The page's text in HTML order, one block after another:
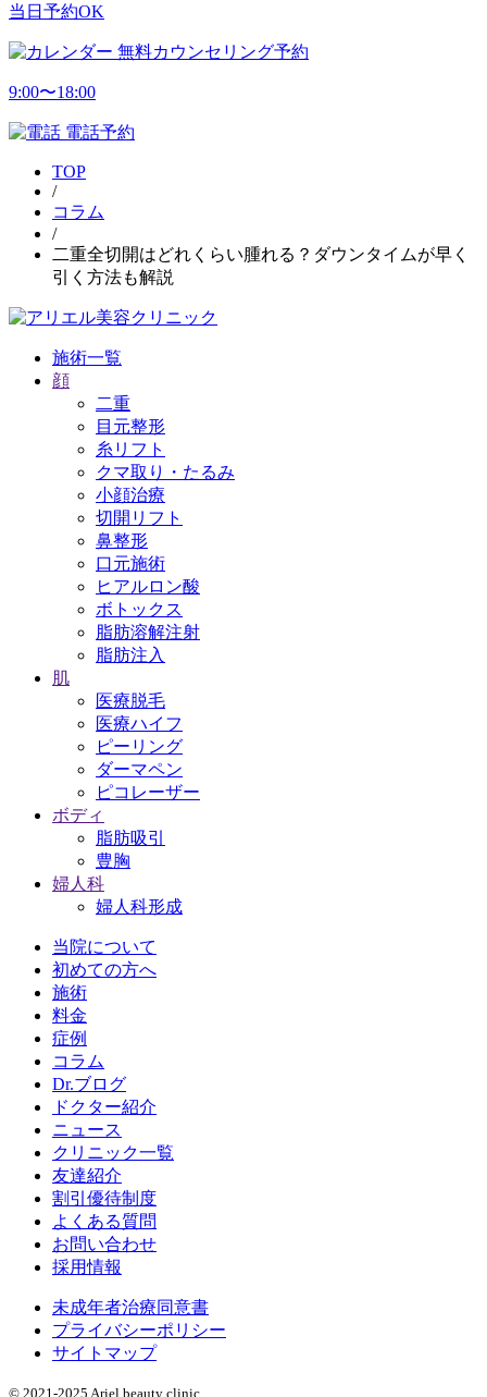
当日予約OK
無料カウンセリング予約
9:00〜18:00
電話予約
TOP
/
コラム
/
二重全切開はどれくらい腫れる？ダウンタイムが早く
引く方法も解説
施術一覧
顔
二重
目元整形
糸リフト
クマ取り・たるみ
小顔治療
切開リフト
鼻整形
口元施術
ヒアルロン酸
ボトックス
脂肪溶解注射
脂肪注入
肌
医療脱毛
医療ハイフ
ピーリング
ダーマペン
ピコレーザー
ボディ
脂肪吸引
豊胸
婦人科
婦人科形成
当院について
初めての方へ
施術
料金
症例
コラム
Dr.ブログ
ドクター紹介
ニュース
クリニック一覧
友達紹介
割引優待制度
よくある質問
お問い合わせ
採用情報
未成年者治療同意書
プライバシーポリシー
サイトマップ
© 2021-2025 Ariel beauty clinic.